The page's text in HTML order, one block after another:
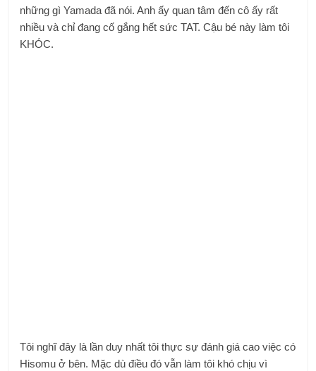
những gì Yamada đã nói. Anh ấy quan tâm đến cô ấy rất
nhiều và chỉ đang cố gắng hết sức TAT. Cậu bé này làm tôi
KHÓC.
Tôi nghĩ đây là lần duy nhất tôi thực sự đánh giá cao việc có
Hisomu ở bên. Mặc dù điều đó vẫn làm tôi khó chịu vì